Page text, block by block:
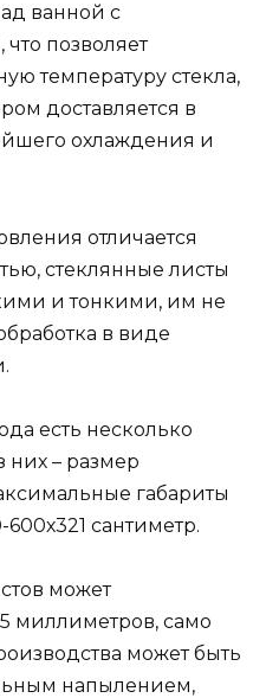
ванной с
позволяет
температуру стекла,
доставляется в
охлаждения и
отличается
стеклянные листы
и тонкими, им не
в виде
есть несколько
них – размер
габариты
600х321 сантиметр.
может
миллиметров, само
может быть
напылением,